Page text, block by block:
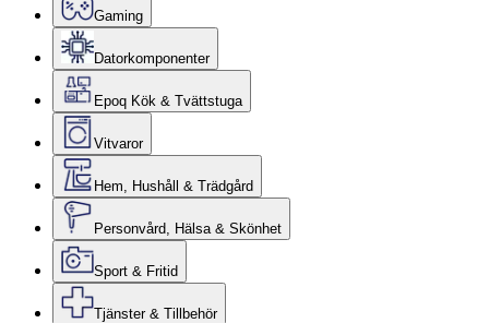
Gaming
Datorkomponenter
Epoq Kök & Tvättstuga
Vitvaror
Hem, Hushåll & Trädgård
Personvård, Hälsa & Skönhet
Sport & Fritid
Tjänster & Tillbehör